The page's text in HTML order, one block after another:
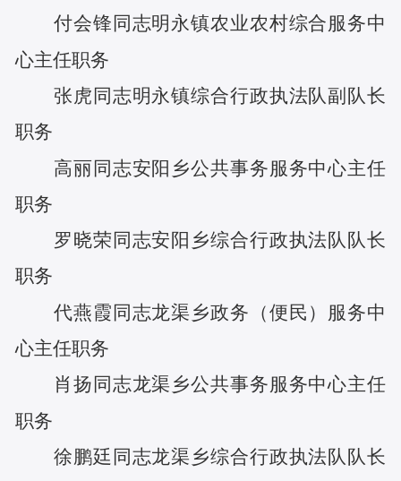
付会锋 同志明永镇农业农村综合服务中
心主任职务
张虎 同志明永镇综合行政执法队副队长
职务
高丽同志安阳乡公共事务服务中心主任
职务
罗晓荣 同志安阳乡综合行政执法队队长
职务
代燕霞 同志龙渠乡政务（便民）服务中
心主任职务
肖扬 同志龙渠乡公共事务服务中心主任
职务
徐鹏廷 同志龙渠乡综合行政执法队队长